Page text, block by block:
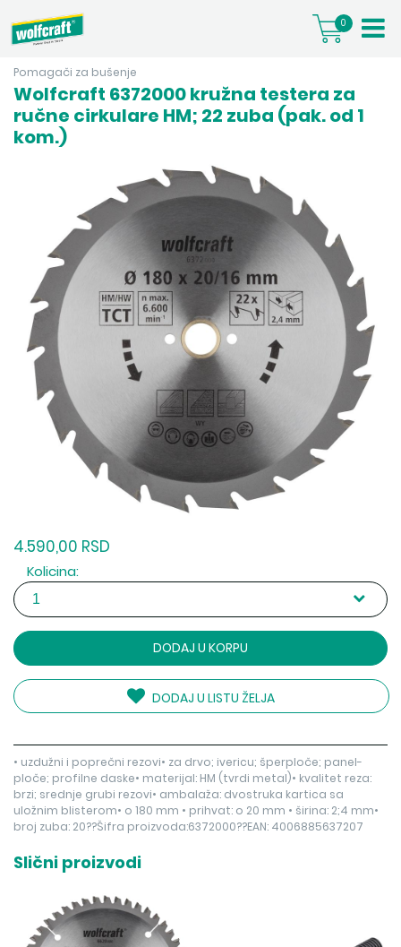
0
Pomagači za bušenje
Wolfcraft 6372000 kružna testera za
ručne cirkulare HM; 22 zuba (pak. od 1
kom.)
4.590,00 RSD
Kolicina:
DODAJ U KORPU
DODAJ U LISTU ŽELJA
• uzdužni i poprečni rezovi• za drvo; ivericu; šperploče; panel-
ploče; profilne daske• materijal: HM (tvrdi metal)• kvalitet reza:
brzi; srednje grubi rezovi• ambalaža: dvostruka kartica sa
uložnim blisterom• o 180 mm • prihvat: o 20 mm • širina: 2;4 mm•
broj zuba: 20??Šifra proizvoda:6372000??EAN: 4006885637207
Slični proizvodi